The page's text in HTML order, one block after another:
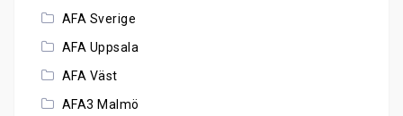
AFA Sverige
AFA Uppsala
AFA Väst
AFA3 Malmö